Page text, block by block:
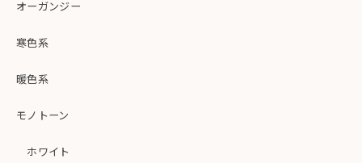
オーガンジー
寒色系
暖色系
モノトーン
ホワイト